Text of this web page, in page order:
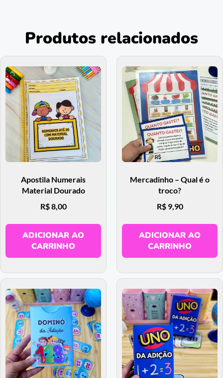
Produtos relacionados
Apostila Numerais
Material Dourado
R$8,00
ADICIONAR AO
CARRINHO
Mercadinho – Qual é o
troco?
R$9,90
ADICIONAR AO
CARRINHO